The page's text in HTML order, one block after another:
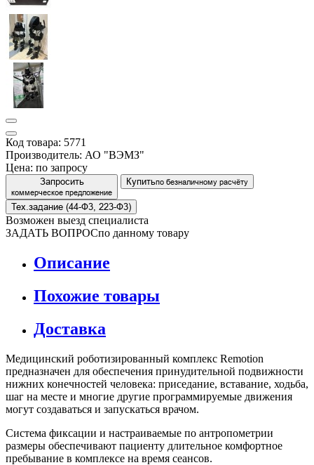
Код товара: 5771
Производитель: АО "ВЭМЗ"
Цена: по запросу
Запросить
коммерческое предложение
Купитьпо безналичному расчёту
Тех.задание (44-Ф3, 223-Ф3)
Возможен выезд специалиста
ЗАДАТЬ ВОПРОСпо данному товару
Описание
Похожие товары
Доставка
Медицинский роботизированный комплекс Remotion
предназначен для обеспечения принудительной подвижности
нижних конечностей человека: приседание, вставание, ходьба,
шаг на месте и многие другие программируемые движения
могут создаваться и запускаться врачом.
Система фиксации и настраиваемые по антропометрии
размеры обеспечивают пациенту длительное комфортное
пребывание в комплексе на время сеансов.